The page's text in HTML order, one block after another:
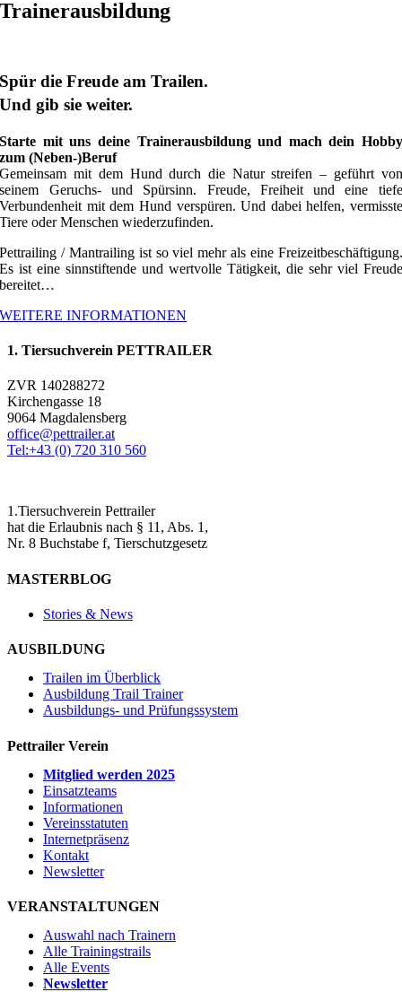
Trainerausbildung
Spür die Freude am Trailen.
Und gib sie weiter.
Starte mit uns deine Trainerausbildung und mach dein Hobby
zum (Neben-)Beruf
Gemeinsam mit dem Hund durch die Natur streifen – geführt von
seinem Geruchs- und Spürsinn. Freude, Freiheit und eine tiefe
Verbundenheit mit dem Hund verspüren. Und dabei helfen, vermisste
Tiere oder Menschen wiederzufinden.
Pettrailing / Mantrailing ist so viel mehr als eine Freizeitbeschäftigung.
Es ist eine sinnstiftende und wertvolle Tätigkeit, die sehr viel Freude
bereitet…
WEITERE INFORMATIONEN
1. Tiersuchverein PETTRAILER
ZVR 140288272
Kirchengasse 18
9064 Magdalensberg
office@pettrailer.at
Tel:+43 (0) 720 310 560
1.Tiersuchverein Pettrailer
hat die Erlaubnis nach § 11, Abs. 1,
Nr. 8 Buchstabe f, Tierschutzgesetz
MASTERBLOG
Stories & News
AUSBILDUNG
Trailen im Überblick
Ausbildung Trail Trainer
Ausbildungs- und Prüfungssystem
Pettrailer Verein
Mitglied werden 2025
Einsatzteams
Informationen
Vereinsstatuten
Internetpräsenz
Kontakt
Newsletter
VERANSTALTUNGEN
Auswahl nach Trainern
Alle Trainingstrails
Alle Events
Newsletter